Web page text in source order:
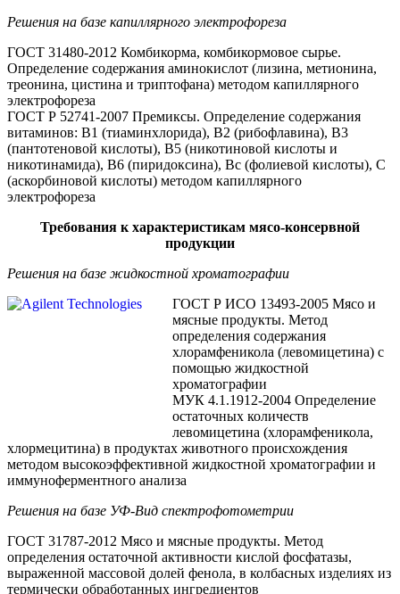
Решения на базе капиллярного электрофореза
ГОСТ 31480-2012 Комбикорма, комбикормовое сырье.
Определение содержания аминокислот (лизина, метионина,
треонина, цистина и триптофана) методом капиллярного
электрофореза
ГОСТ Р 52741-2007 Премиксы. Определение содержания
витаминов: В1 (тиаминхлорида), В2 (рибофлавина), В3
(пантотеновой кислоты), В5 (никотиновой кислоты и
никотинамида), В6 (пиридоксина), Вc (фолиевой кислоты), С
(аскорбиновой кислоты) методом капиллярного
электрофореза
Требования к характеристикам мясо-консервной
продукции
Решения на базе жидкостной хроматографии
ГОСТ Р ИСО 13493-2005 Мясо и
мясные продукты. Метод
определения содержания
хлорамфеникола (левомицетина) с
помощью жидкостной
хроматографии
МУК 4.1.1912-2004 Определение
остаточных количеств
левомицетина (хлорамфеникола,
хлормецитина) в продуктах животного происхождения
методом высокоэффективной жидкостной хроматографии и
иммуноферментного анализа
Решения на базе УФ-Вид спектрофотометрии
ГОСТ 31787-2012 Мясо и мясные продукты. Метод
определения остаточной активности кислой фосфатазы,
выраженной массовой долей фенола, в колбасных изделиях из
термически обработанных ингредиентов